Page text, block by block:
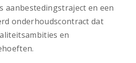
aanbestedingstraject en een
onderhoudscontract dat
en